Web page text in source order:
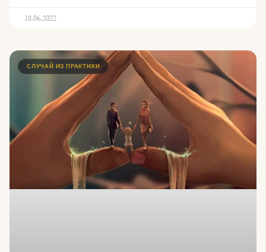
18.06.2022
СЛУЧАЙ ИЗ ПРАКТИКИ